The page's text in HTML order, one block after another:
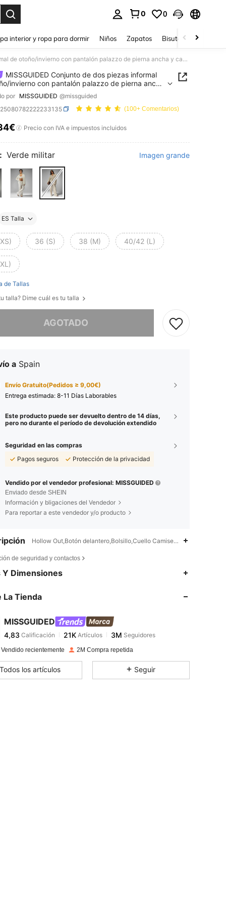
0 0
interior y ropa para dormir Niños Zapatos Bisutería Y
MISSGUIDED Conjunto de dos piezas informal de otoño/invierno con pantalón palazzo de pierna ancha y camisa holgada con botones en tela con sensación de lino a cuadros en beige y marrón
74 cm / 29 in, Busto: 95 cm / 37 in, Color: Azul, Talla: M
MISSGUIDED Conjunto de dos piezas informal
invierno con pantalón palazzo de pierna ancha
en beige y marrón
por MISSGUIDED @missguided
(100+ Comentarios)
AND AVAILABILITY
Precio con IVA e impuestos incluidos
Verde militar Imagen grande
ES Talla
36 (S) 38 (M) 40/42 (L)
de Tallas
talla? Dime cuál es tu talla
AGOTADO
a Spain
Envío Gratuito(Pedidos ≥ 9,00€)
Entrega estimada: 8-11 Días Laborables
Este producto puede ser devuelto dentro de 14 días,
pero no durante el período de devolución extendido
Seguridad en las compras
Pagos seguros
Protección de la privacidad
Vendido por el vendedor profesional: MISSGUIDED
Enviado desde SHEIN
Información y bligaciones del Vendedor
Para reportar a este vendedor y/o producto
Hollow Out,Botón delantero,Bolsillo,Cuello Camisero,Blusa
de seguridad y contactos
Y Dimensiones
La Tienda
MISSGUIDED
4,83
4,83 Calificación 21KArtículos 3M
l***1pagadoHace 1 día
recientemente 2M Compra repetida
Todos los artículos Seguir